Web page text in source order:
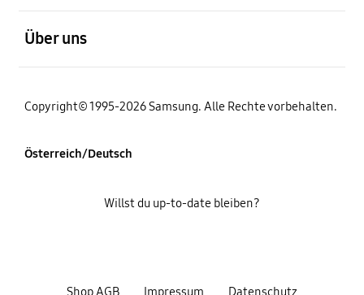
Über uns
Copyright© 1995-2026 Samsung. Alle Rechte vorbehalten.
Österreich/Deutsch
Shop AGB Impressum Datenschutz
Willst du up-to-date bleiben?